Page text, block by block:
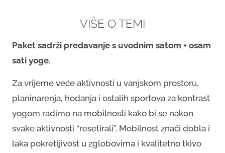
VIŠE O TEMI
Paket sadrži predavanje s uvodnim satom + osam
sati yoge.
Za vrijeme veće aktivnosti u vanjskom prostoru,
planinarenja, hodanja i ostalih sportova za kontrast
yogom radimo na mobilnosti kako bi se nakon
svake aktivnosti “resetirali”. Mobilnost znači dobla i
laka pokretljivost u zglobovima i kvalitetno tkivo